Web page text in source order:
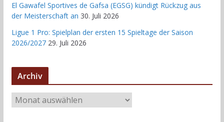
El Gawafel Sportives de Gafsa (EGSG) kündigt Rückzug aus
der Meisterschaft an 30. Juli 2026
Ligue 1 Pro: Spielplan der ersten 15 Spieltage der Saison
2026/2027 29. Juli 2026
Archiv